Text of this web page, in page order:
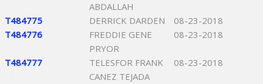
ABDALLAH
T484775 DERRICK DARDEN
08-23-2018
T484776
FREDDIE GENE
PRYOR
08-23-2018
T484777
TELESFOR FRANK
CANEZ TEJADA
08-23-2018